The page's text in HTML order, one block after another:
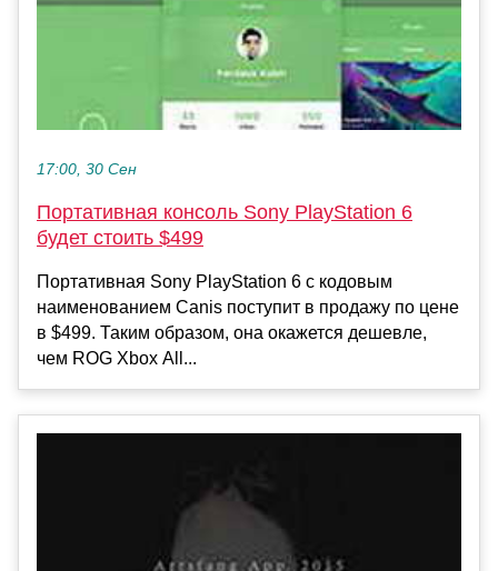
17:00, 30 Сен
Портативная консоль Sony PlayStation 6
будет стоить $499
Портативная Sony PlayStation 6 с кодовым
наименованием Canis поступит в продажу по цене
в $499. Таким образом, она окажется дешевле,
чем ROG Xbox All...